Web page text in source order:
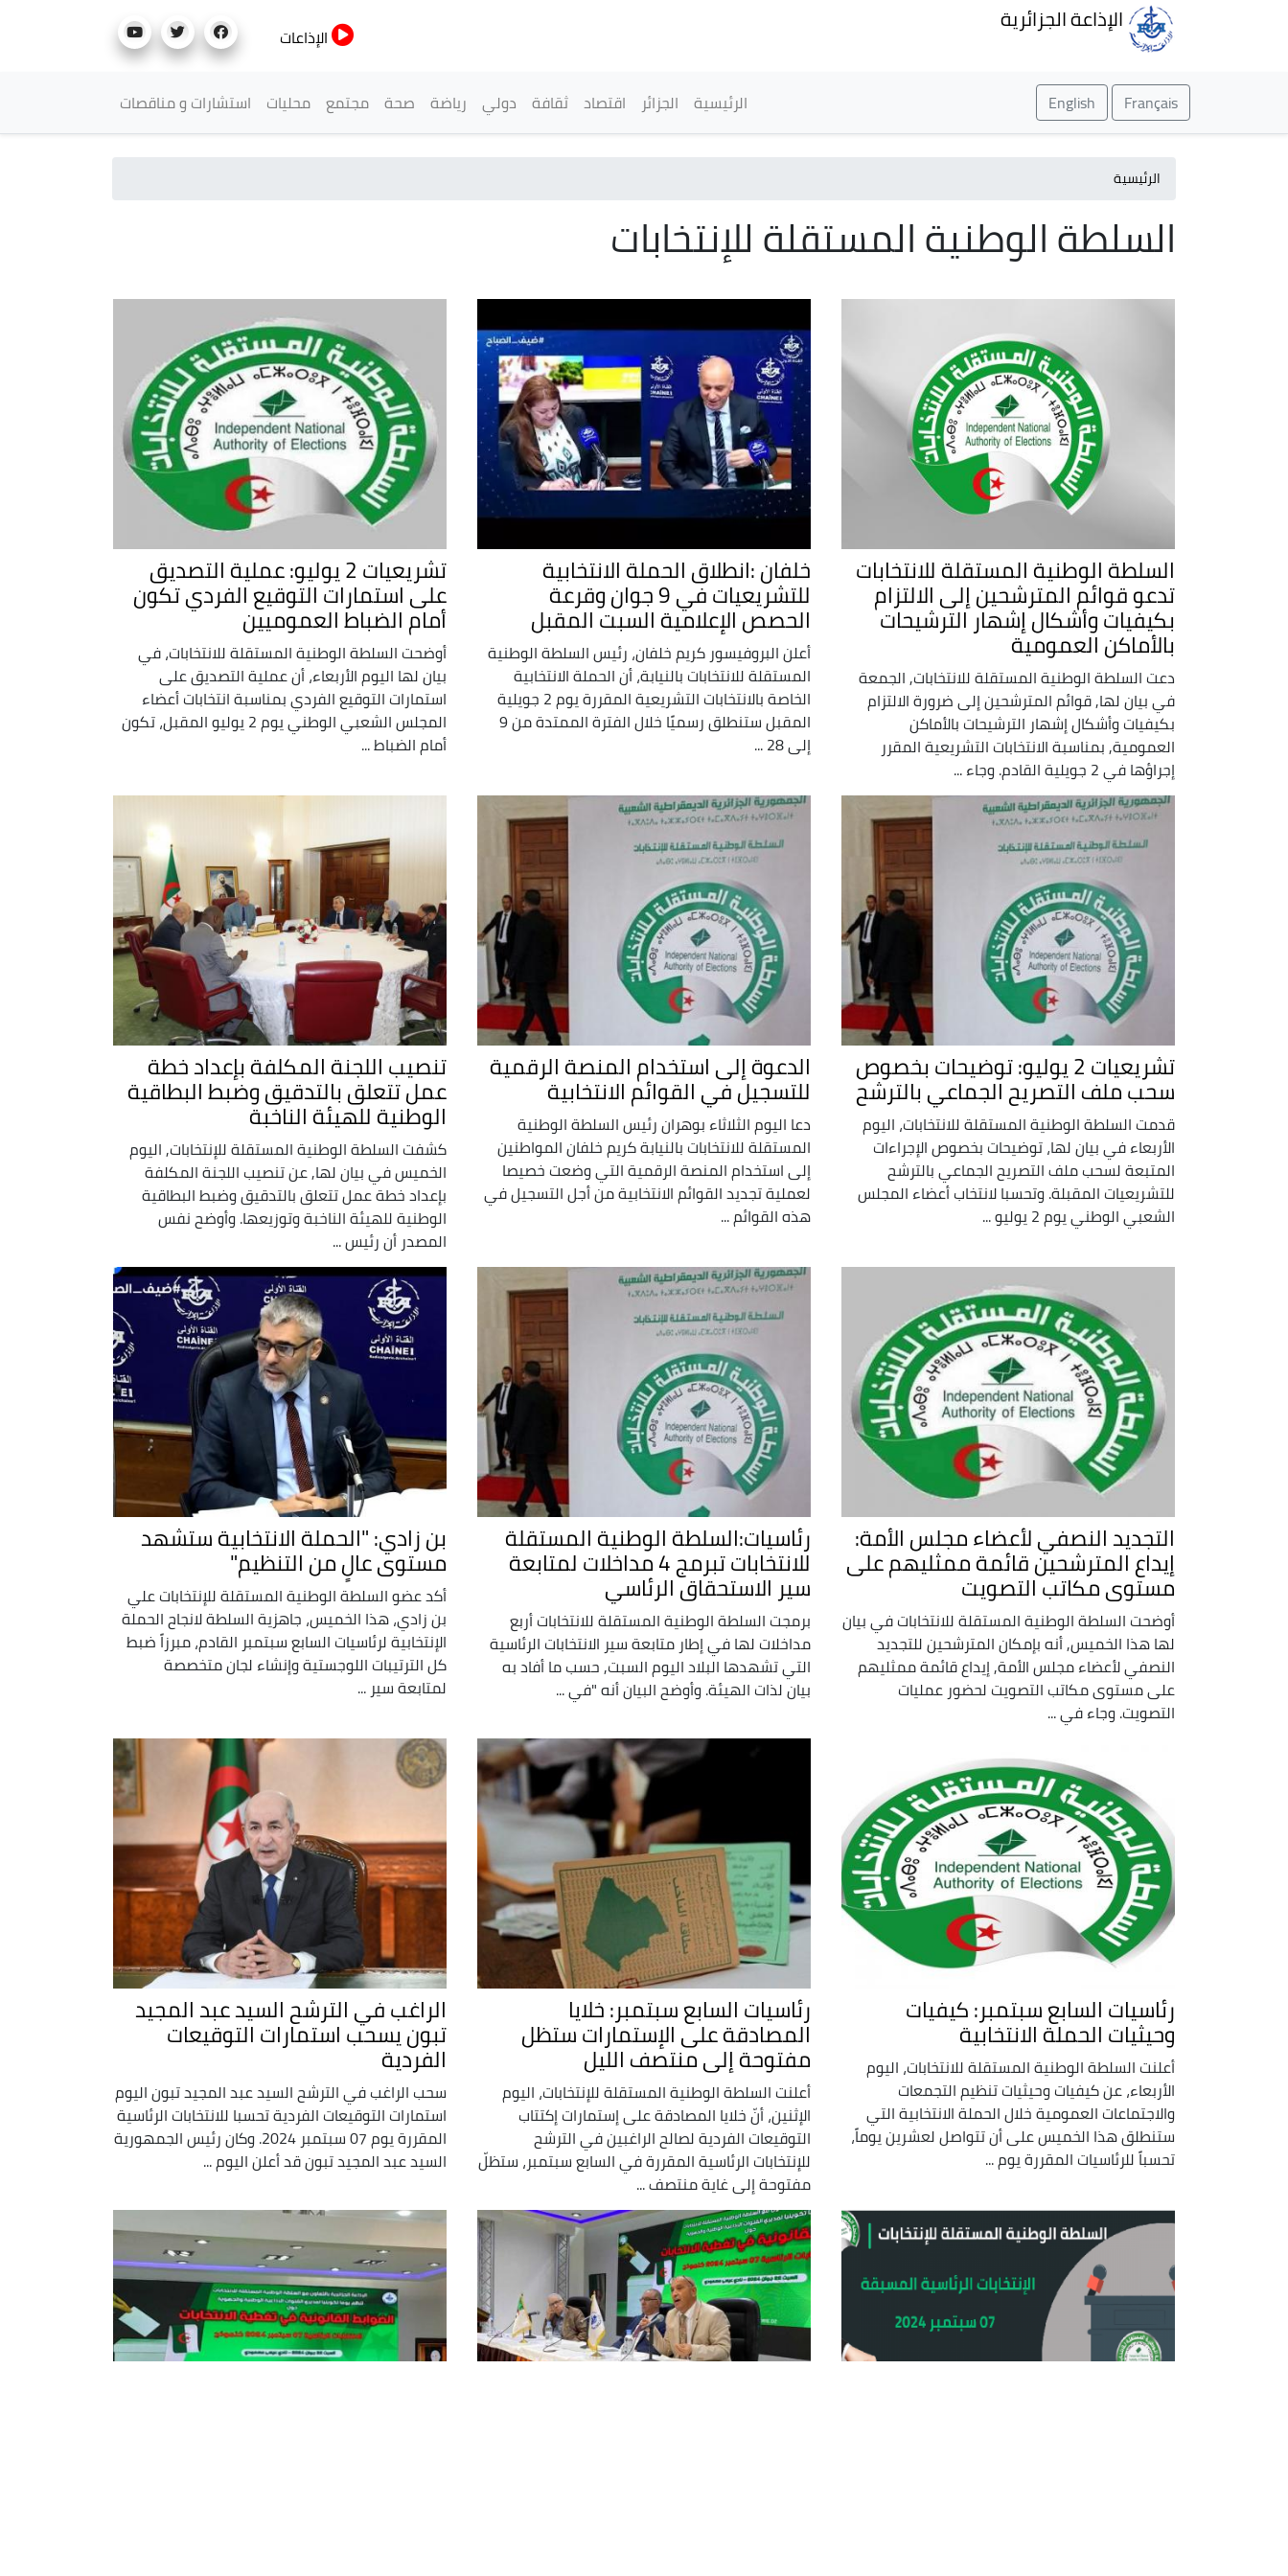
الإذاعة الجزائرية
الإذاعات
Français
English القائمة الرئيسية
الرئيسية الجزائر اقتصاد ثقافة دولي رياضة صحة مجتمع محليات استشارات و مناقصات
الرئيسية
السلطة الوطنية المستقلة للإنتخابات
السلطة الوطنية المستقلة للانتخابات
تدعو قوائم المترشحين إلى الالتزام
بكيفيات وأشكال إشهار الترشيحات
بالأماكن العمومية
دعت السلطة الوطنية المستقلة للانتخابات, الجمعة
في بيان لها, قوائم المترشحين إلى ضرورة الالتزام
بكيفيات وأشكال إشهار الترشيحات بالأماكن
العمومية, بمناسبة الانتخابات التشريعية المقرر
إجراؤها في 2 جويلية القادم. وجاء ...
خلفان :انطلاق الحملة الانتخابية
للتشريعيات في 9 جوان وقرعة
الحصص الإعلامية السبت المقبل
أعلن البروفيسور كريم خلفان، رئيس السلطة الوطنية
المستقلة للانتخابات بالنيابة، أن الحملة الانتخابية
الخاصة بالانتخابات التشريعية المقررة يوم 2 جويلية
المقبل ستنطلق رسميًا خلال الفترة الممتدة من 9
إلى 28 ...
تشريعيات 2 يوليو: عملية التصديق
على استمارات التوقيع الفردي تكون
أمام الضباط العموميين
أوضحت السلطة الوطنية المستقلة للانتخابات، في
بيان لها اليوم الأربعاء، أن عملية التصديق على
استمارات التوقيع الفردي بمناسبة انتخابات أعضاء
المجلس الشعبي الوطني يوم 2 يوليو المقبل، تكون
أمام الضباط ...
تشريعيات 2 يوليو: توضيحات بخصوص
سحب ملف التصريح الجماعي بالترشح
قدمت السلطة الوطنية المستقلة للانتخابات، اليوم
الأربعاء في بيان لها، توضيحات بخصوص الإجراءات
المتبعة لسحب ملف التصريح الجماعي بالترشح
للتشريعيات المقبلة. وتحسبا لانتخاب أعضاء المجلس
الشعبي الوطني يوم 2 يوليو ...
الدعوة إلى استخدام المنصة الرقمية
للتسجيل في القوائم الانتخابية
دعا اليوم الثلاثاء بوهران رئيس السلطة الوطنية
المستقلة للانتخابات بالنيابة كريم خلفان المواطنين
إلى استخدام المنصة الرقمية التي وضعت خصيصا
لعملية تجديد القوائم الانتخابية من أجل التسجيل في
هذه القوائم ...
تنصيب اللجنة المكلفة بإعداد خطة
عمل تتعلق بالتدقيق وضبط البطاقية
الوطنية للهيئة الناخبة
كشفت السلطة الوطنية المستقلة للإنتخابات, اليوم
الخميس في بيان لها, عن تنصيب اللجنة المكلفة
بإعداد خطة عمل تتعلق بالتدقيق وضبط البطاقية
الوطنية للهيئة الناخبة وتوزيعها. وأوضح نفس
المصدر أن رئيس ...
التجديد النصفي لأعضاء مجلس الأمة:
إيداع المترشحين قائمة ممثليهم على
مستوى مكاتب التصويت
أوضحت السلطة الوطنية المستقلة للانتخابات في بيان
لها هذا الخميس, أنه بإمكان المترشحين للتجديد
النصفي لأعضاء مجلس الأمة, إيداع قائمة ممثليهم
على مستوى مكاتب التصويت لحضور عمليات
التصويت. وجاء في ...
رئاسيات:السلطة الوطنية المستقلة
للانتخابات تبرمج 4 مداخلات لمتابعة
سير الاستحقاق الرئاسي
برمجت السلطة الوطنية المستقلة للانتخابات أربع
مداخلات لها في إطار متابعة سير الانتخابات الرئاسية
التي تشهدها البلاد اليوم السبت, حسب ما أفاد به
بيان لذات الهيئة. وأوضح البيان أنه "في ...
بن زادي: "الحملة الانتخابية ستشهد
مستوى عالٍ من التنظيم"
أكد عضو السلطة الوطنية المستقلة للإنتخابات علي
بن زادي، هذا الخميس، جاهزية السلطة لانجاح الحملة
الإنتخابية لرئاسيات السابع سبتمبر القادم، مبرزاً ضبط
كل الترتيبات اللوجستية وإنشاء لجان متخصصة
لمتابعة سير ...
رئاسيات السابع سبتمبر: كيفيات
وحيثيات الحملة الانتخابية
أعلنت السلطة الوطنية المستقلة للانتخابات، اليوم
الأربعاء، عن كيفيات وحيثيات تنظيم التجمعات
والاجتماعات العمومية خلال الحملة الانتخابية التي
ستنطلق هذا الخميس على أن تتواصل لعشرين يوماً،
تحسباً للرئاسيات المقررة يوم ...
رئاسيات السابع سبتمبر: خلايا
المصادقة على الإستمارات ستظل
مفتوحة إلى منتصف الليل
أعلنت السلطة الوطنية المستقلة للإنتخابات، اليوم
الإثنين، أنّ خلايا المصادقة على إستمارات إكتتاب
التوقيعات الفردية لصالح الراغبين في الترشح
للإنتخابات الرئاسية المقررة في السابع سبتمبر، ستظلّ
مفتوحة إلى غاية منتصف ...
الراغب في الترشح السيد عبد المجيد
تبون يسحب استمارات التوقيعات
الفردية
سحب الراغب في الترشح السيد عبد المجيد تبون اليوم
استمارات التوقيعات الفردية تحسبا للانتخابات الرئاسية
المقررة يوم 07 سبتمبر 2024. وكان رئيس الجمهورية
السيد عبد المجيد تبون قد أعلن اليوم ...